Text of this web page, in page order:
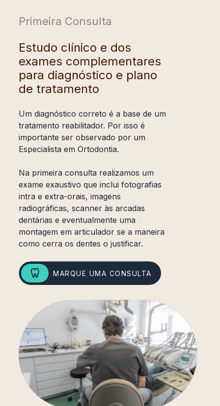
Um tratamento precoce permite:
Favorecer o crescimento dos maxilares;
Diminuir o risco de trauma dos dentes muito
projetados;
Corrigir hábitos orais nocivos;
Melhorar a aparência facial;
mais adequadas.
com cirurgiões maxilo-faciais com muita prática
Primeira Consulta
Estudo clínico e dos
exames complementares
para diagnóstico e plano
de tratamento
Um diagnóstico correto é a base de um
tratamento reabilitador. Por isso é
importante ser observado por um
Especialista em Ortodontia.
Na primeira consulta realizamos um
exame exaustivo que inclui fotografias
intra e extra-orais, imagens
radiográficas, scanner às arcadas
dentárias e eventualmente uma
montagem em articulador se a maneira
como cerra os dentes o justificar.
MARQUE UMA CONSULTA